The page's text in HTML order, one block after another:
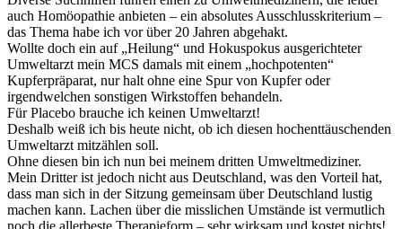
auch Homöopathie anbieten – ein absolutes Ausschlusskriterium –
das Thema habe ich vor über 20 Jahren abgehakt.
Wollte doch ein auf „Heilung“ und Hokuspokus ausgerichteter
Umweltarzt mein MCS damals mit einem „hochpotenten“
Kupferpräparat, nur halt ohne eine Spur von Kupfer oder
irgendwelchen sonstigen Wirkstoffen behandeln.
Für Placebo brauche ich keinen Umweltarzt!
Deshalb weiß ich bis heute nicht, ob ich diesen hochenttäuschenden
Umweltarzt mitzählen soll.
Ohne diesen bin ich nun bei meinem dritten Umweltmediziner.
Mein Dritter ist jedoch nicht aus Deutschland, was den Vorteil hat,
dass man sich in der Sitzung gemeinsam über Deutschland lustig
machen kann. Lachen über die misslichen Umstände ist vermutlich
noch die allerbeste Therapieform – sehr wirksam und kostet nichts!